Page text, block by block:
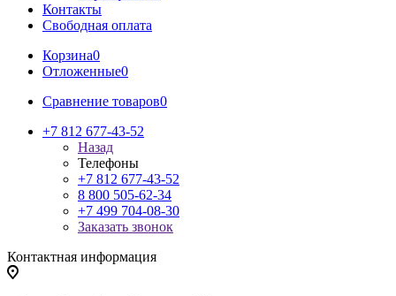
Контакты
Свободная оплата
Корзина0
Отложенные0
Сравнение товаров0
+7 812 677-43-52
Назад
Телефоны
+7 812 677-43-52
8 800 505-62-34
+7 499 704-08-30
Заказать звонок
Контактная информация